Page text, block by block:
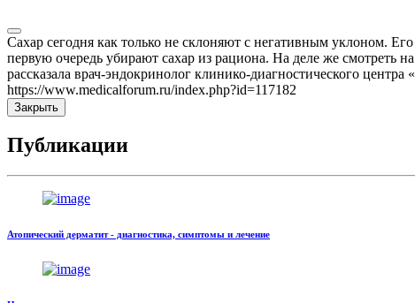
Сахар сегодня как только не склоняют с негативным уклоном.
первую очередь убирают сахар из рациона. На деле же смотреть
рассказала врач-эндокринолог клинико-диагностического
https://www.medicalforum.ru/index.php?id=117182
Закрыть
Публикации
Атопический дерматит - диагностика, симптомы и лечение